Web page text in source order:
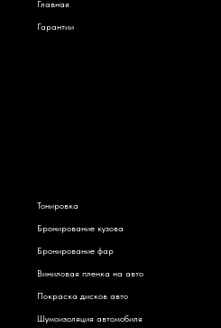
Главная
Гарантии
Тонировка
Бронирование кузова
Бронирование фар
Виниловая пленка на авто
Покраска дисков авто
Шумоизоляция автомобиля